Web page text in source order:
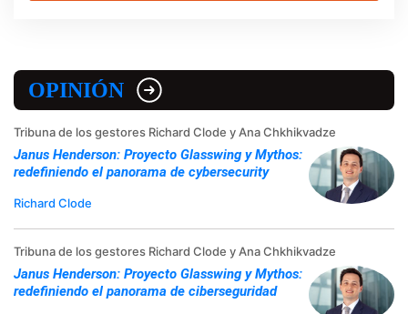
OPINIÓN
Tribuna de los gestores Richard Clode y Ana Chkhikvadze
Janus Henderson: Proyecto Glasswing y Mythos:
redefiniendo el panorama de cybersecurity
Richard Clode
Tribuna de los gestores Richard Clode y Ana Chkhikvadze
Janus Henderson: Proyecto Glasswing y Mythos:
redefiniendo el panorama de ciberseguridad